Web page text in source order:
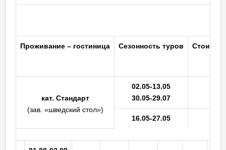
Проживание – гостиница Сезонность туров
кат. Стандарт
(зав. «шведский стол»)
02.05-13.05
30.05-29.07
16.05-27.05